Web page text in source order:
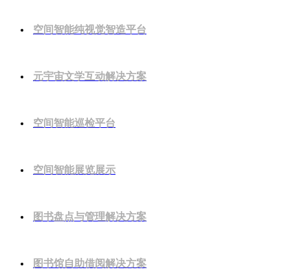
空间智能纯视觉智造平台
元宇宙文学互动解决方案
空间智能巡检平台
空间智能展览展示
图书盘点与管理解决方案
图书馆自助借阅解决方案